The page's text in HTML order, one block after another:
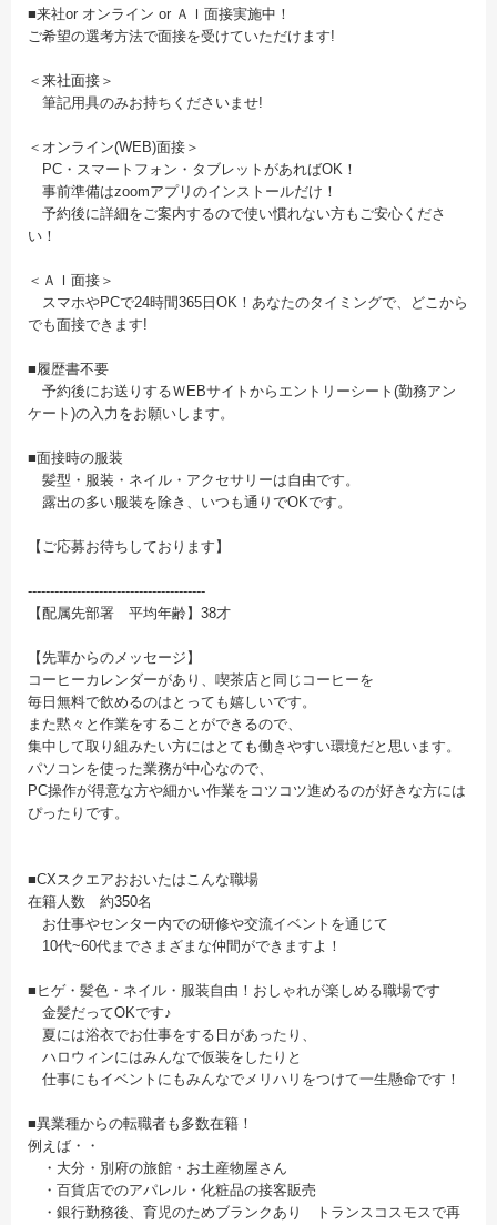
■来社or オンライン or ＡＩ面接実施中！
ご希望の選考方法で面接を受けていただけます!
＜来社面接＞
筆記用具のみお持ちくださいませ!
＜オンライン(WEB)面接＞
PC・スマートフォン・タブレットがあればOK！
事前準備はzoomアプリのインストールだけ！
予約後に詳細をご案内するので使い慣れない方もご安心くださ
い！
＜ＡＩ面接＞
スマホやPCで24時間365日OK！あなたのタイミングで、どこから
でも面接できます!
■履歴書不要
予約後にお送りするＷEBサイトからエントリーシート(勤務アン
ケート)の入力をお願いします。
■面接時の服装
髪型・服装・ネイル・アクセサリーは自由です。
露出の多い服装を除き、いつも通りでOKです。
【ご応募お待ちしております】
----------------------------------------
【配属先部署 平均年齢】38才
【先輩からのメッセージ】
コーヒーカレンダーがあり、喫茶店と同じコーヒーを
毎日無料で飲めるのはとっても嬉しいです。
また黙々と作業をすることができるので、
集中して取り組みたい方にはとても働きやすい環境だと思います。
パソコンを使った業務が中心なので、
PC操作が得意な方や細かい作業をコツコツ進めるのが好きな方には
ぴったりです。
■CXスクエアおおいたはこんな職場
在籍人数 約350名
お仕事やセンター内での研修や交流イベントを通じて
10代~60代までさまざまな仲間ができますよ！
■ヒゲ・髪色・ネイル・服装自由！おしゃれが楽しめる職場です
金髪だってOKです♪
夏には浴衣でお仕事をする日があったり、
ハロウィンにはみんなで仮装をしたりと
仕事にもイベントにもみんなでメリハリをつけて一生懸命です！
■異業種からの転職者も多数在籍！
例えば・・
・大分・別府の旅館・お土産物屋さん
・百貨店でのアパレル・化粧品の接客販売
・銀行勤務後、育児のためブランクあり トランスコスモスで再